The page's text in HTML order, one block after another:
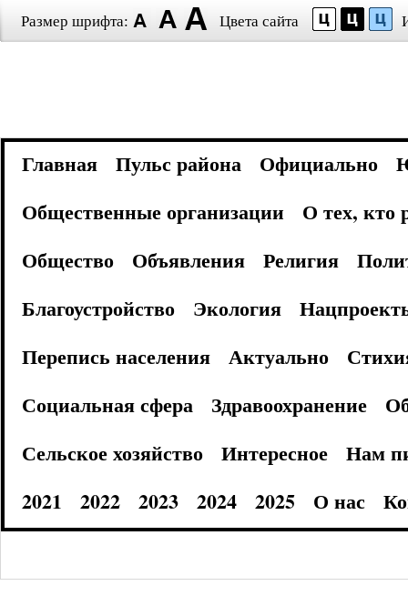
Размер шрифта: Цвета сайта
Главная Пульс района Официально
Общественные организации
О тех, кто
Общество
Объявления Религия
Благоустройство
Экология
Перепись населения
Актуально
Социальная сфера
Здравоохранение
Сельское хозяйство
Интересное
Нам
2021
2022 2023 2024 2025 О нас